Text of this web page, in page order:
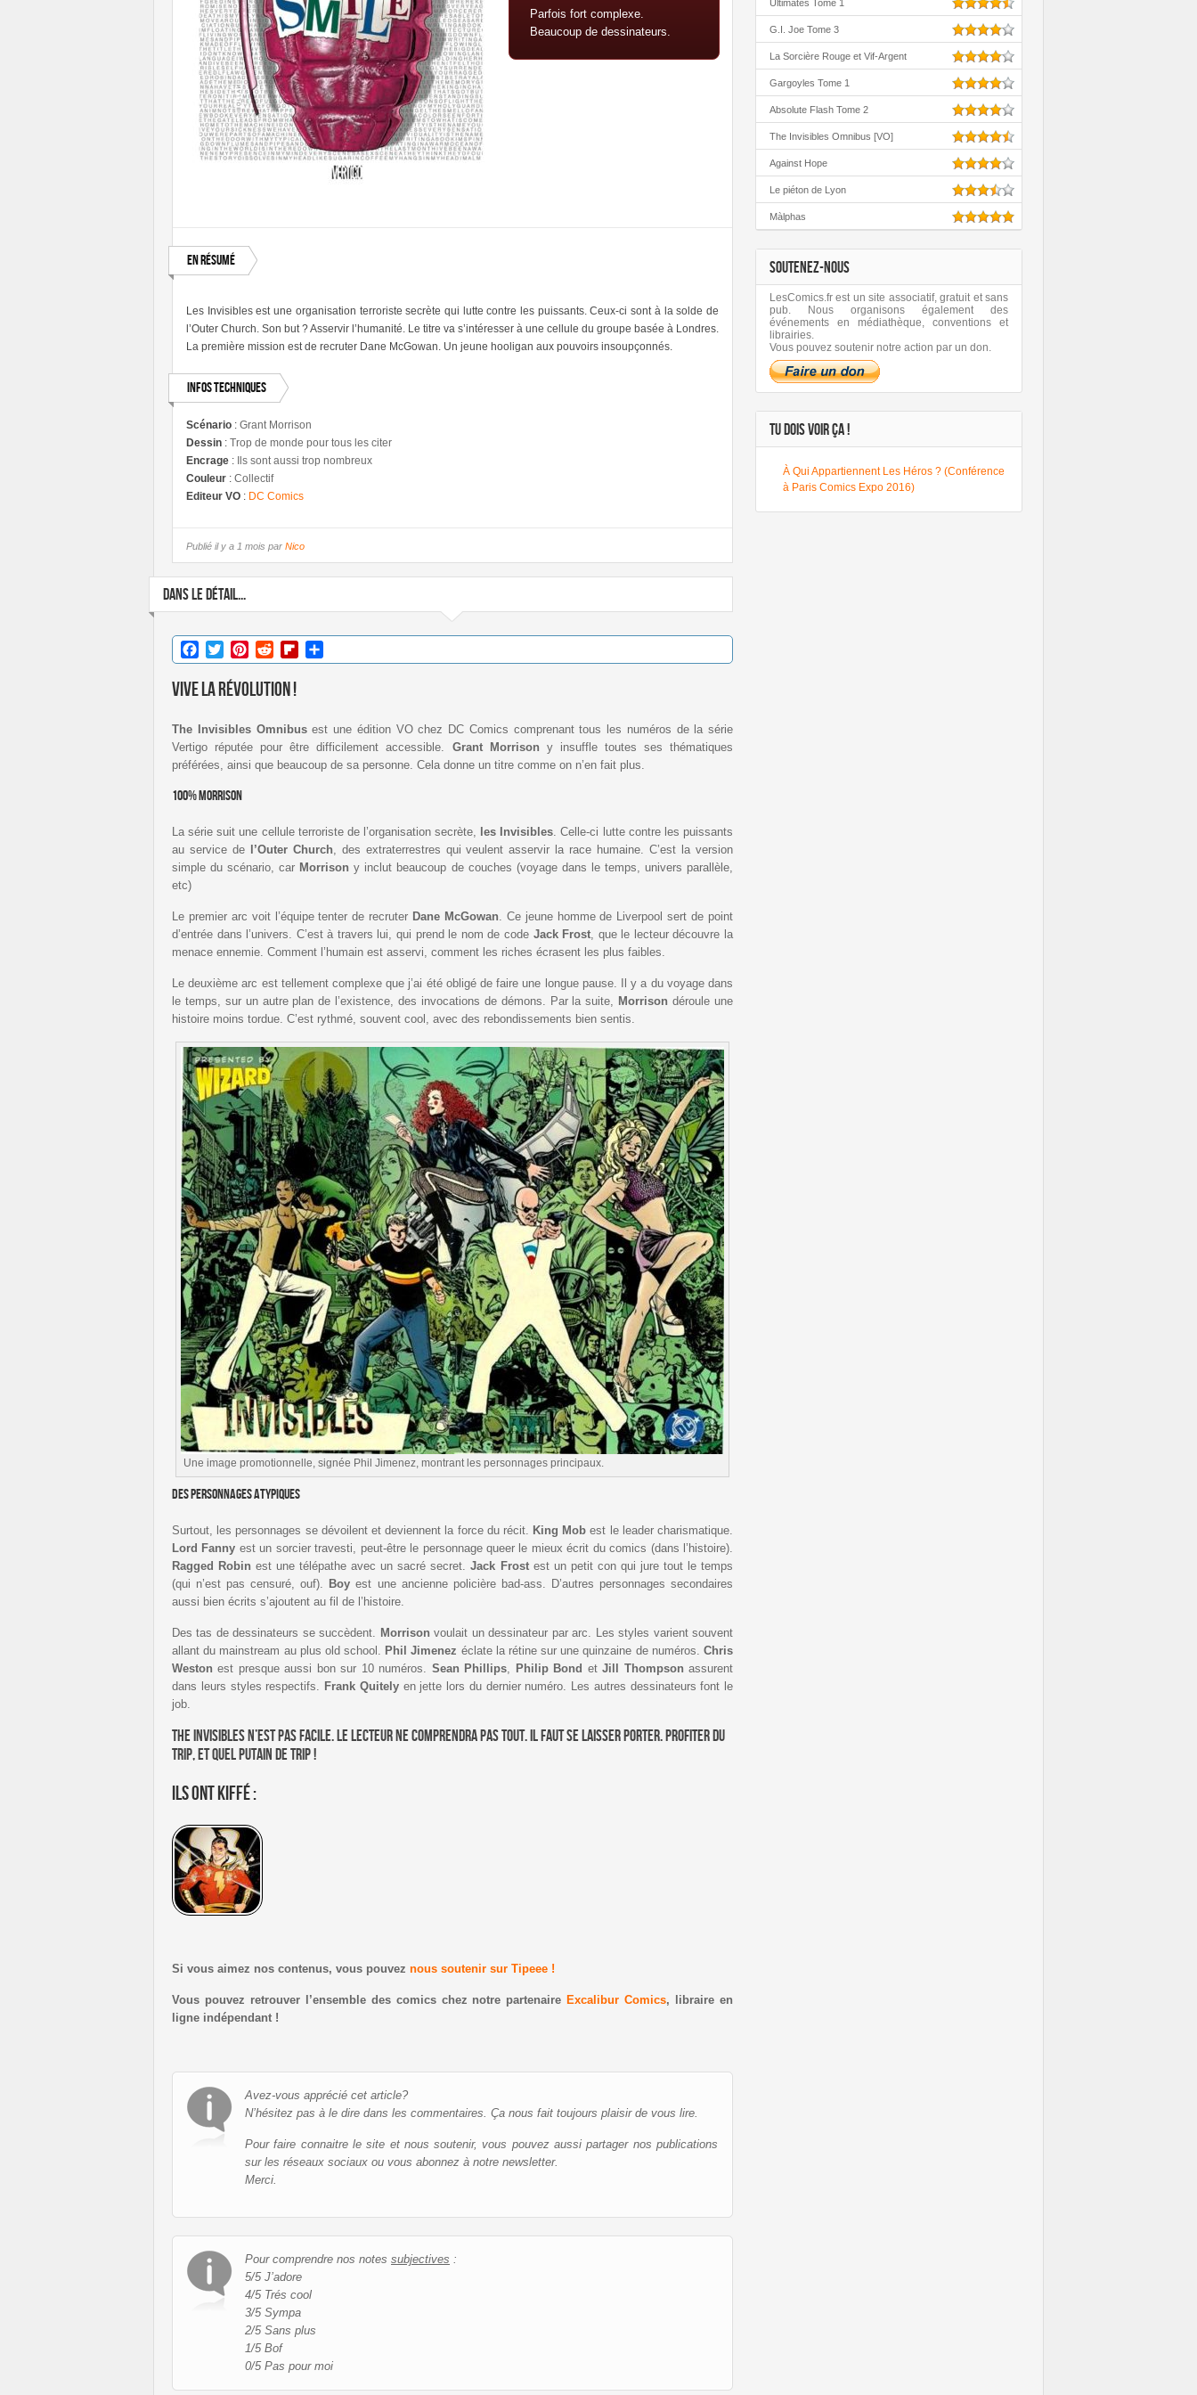
Parfois fort complexe.
Beaucoup de dessinateurs.
En résumé
Les Invisibles est une organisation terroriste secrète qui lutte contre les puissants. Ceux-ci sont à la solde de
l’Outer Church. Son but ? Asservir l’humanité. Le titre va s’intéresser à une cellule du groupe basée à Londres.
La première mission est de recruter Dane McGowan. Un jeune hooligan aux pouvoirs insoupçonnés.
Infos techniques
Scénario : Grant Morrison
Dessin : Trop de monde pour tous les citer
Encrage : Ils sont aussi trop nombreux
Couleur : Collectif
Editeur VO : DC Comics
Publié il y a 1 mois par Nico
DANS LE DÉTAIL...
Facebook
TwitterPinterestRedditFlipboard
Vive la révolution !
The Invisibles Omnibusest une édition VO chez DC Comics comprenant tous les numéros de la série
Vertigo réputée pour être difficilement accessible. Grant Morrison y insuffle toutes ses thématiques
préférées, ainsi que beaucoup de sa personne. Cela donne un titre comme on n’en fait plus.
100% Morrison
La série suit une cellule terroriste de l’organisation secrète, les Invisibles . Celle-ci lutte contre les puissants
au service de
l’Outer Church , des extraterrestres qui veulent asservir la race humaine. C’est la version
simple du scénario, car Morrison y inclut beaucoup de couches (voyage dans le temps, univers parallèle,
etc)
Le premier arc voit l’équipe tenter de recruter Dane McGowan . Ce jeune homme de Liverpool sert de point
d’entrée dans l’univers. C’est à travers lui, qui prend le nom de code Jack Frost , que le lecteur découvre la
menace ennemie. Comment l’humain est asservi, comment les riches écrasent les plus faibles.
Le deuxième arc est tellement complexe que j’ai été obligé de faire une longue pause. Il y a du voyage dans
le temps, sur un autre plan de l’existence, des invocations de démons. Par la suite,
Morrison déroule une
histoire moins tordue. C’est rythmé, souvent cool, avec des rebondissements bien sentis.
Une image promotionnelle, signée Phil Jimenez, montrant les personnages principaux.
Des personnages atypiques
Surtout, les personnages se dévoilent et deviennent la force du récit. King Mob est le leader charismatique.
Lord Fanny est un sorcier travesti, peut-être le personnage queer le mieux écrit du comics (dans l’histoire).
Ragged Robin est une télépathe avec un sacré secret.Jack Frostest un petit con qui jure tout le temps
(qui n’est pas censuré, ouf).
Boy est une ancienne policière bad-ass. D’autres personnages secondaires
aussi bien écrits s’ajoutent au fil de l’histoire.
Des tas de dessinateurs se succèdent. Morrison voulait un dessinateur par arc. Les styles varient souvent
allant du mainstream au plus old school.
Phil Jimenez éclate la rétine sur une quinzaine de numéros.Chris
Weston est presque aussi bon sur 10 numéros. Sean Phillips Philip Bond etJill Thompson assurent
dans leurs styles respectifs.
Frank Quitelyen jette lors du dernier numéro. Les autres dessinateurs font le
job.
The Invisibles n’est pas facile. Le lecteur ne comprendra pas tout. Il faut se laisser porter. Profiter du
trip, et quel putain de trip !
Ils ont kiffé :
Si vous aimez nos contenus, vous pouvez nous soutenir sur Tipeee !
Vous pouvez retrouver l’ensemble des comics chez notre partenaire Excalibur Comics, libraire en
ligne indépendant !
Avez-vous apprécié cet article?
N’hésitez pas à le dire dans les commentaires. Ça nous fait toujours plaisir de vous lire.
Pour faire connaitre le site et nous soutenir, vous pouvez aussi partager nos publications
sur les réseaux sociaux ou vous abonnez à notre newsletter.
Merci.
Pour comprendre nos notes subjectives :
5/5 J’adore
4/5 Trés cool
3/5 Sympa
2/5 Sans plus
1/5 Bof
0/5 Pas pour moi
Ultimates Tome 1
G.I. Joe Tome 3
La Sorcière Rouge et Vif-Argent
Gargoyles Tome 1
Absolute Flash Tome 2
The Invisibles Omnibus [VO]
Against Hope
Le piéton de Lyon
Màlphas
SOUTENEZ-NOUS
LesComics.fr est un site associatif, gratuit et sans
pub. Nous organisons également des
événements en médiathèque, conventions et
librairies.
Vous pouvez soutenir notre action par un don.
TU DOIS VOIR ÇA !
À Qui Appartiennent Les Héros ? (Conférence
à Paris Comics Expo 2016)